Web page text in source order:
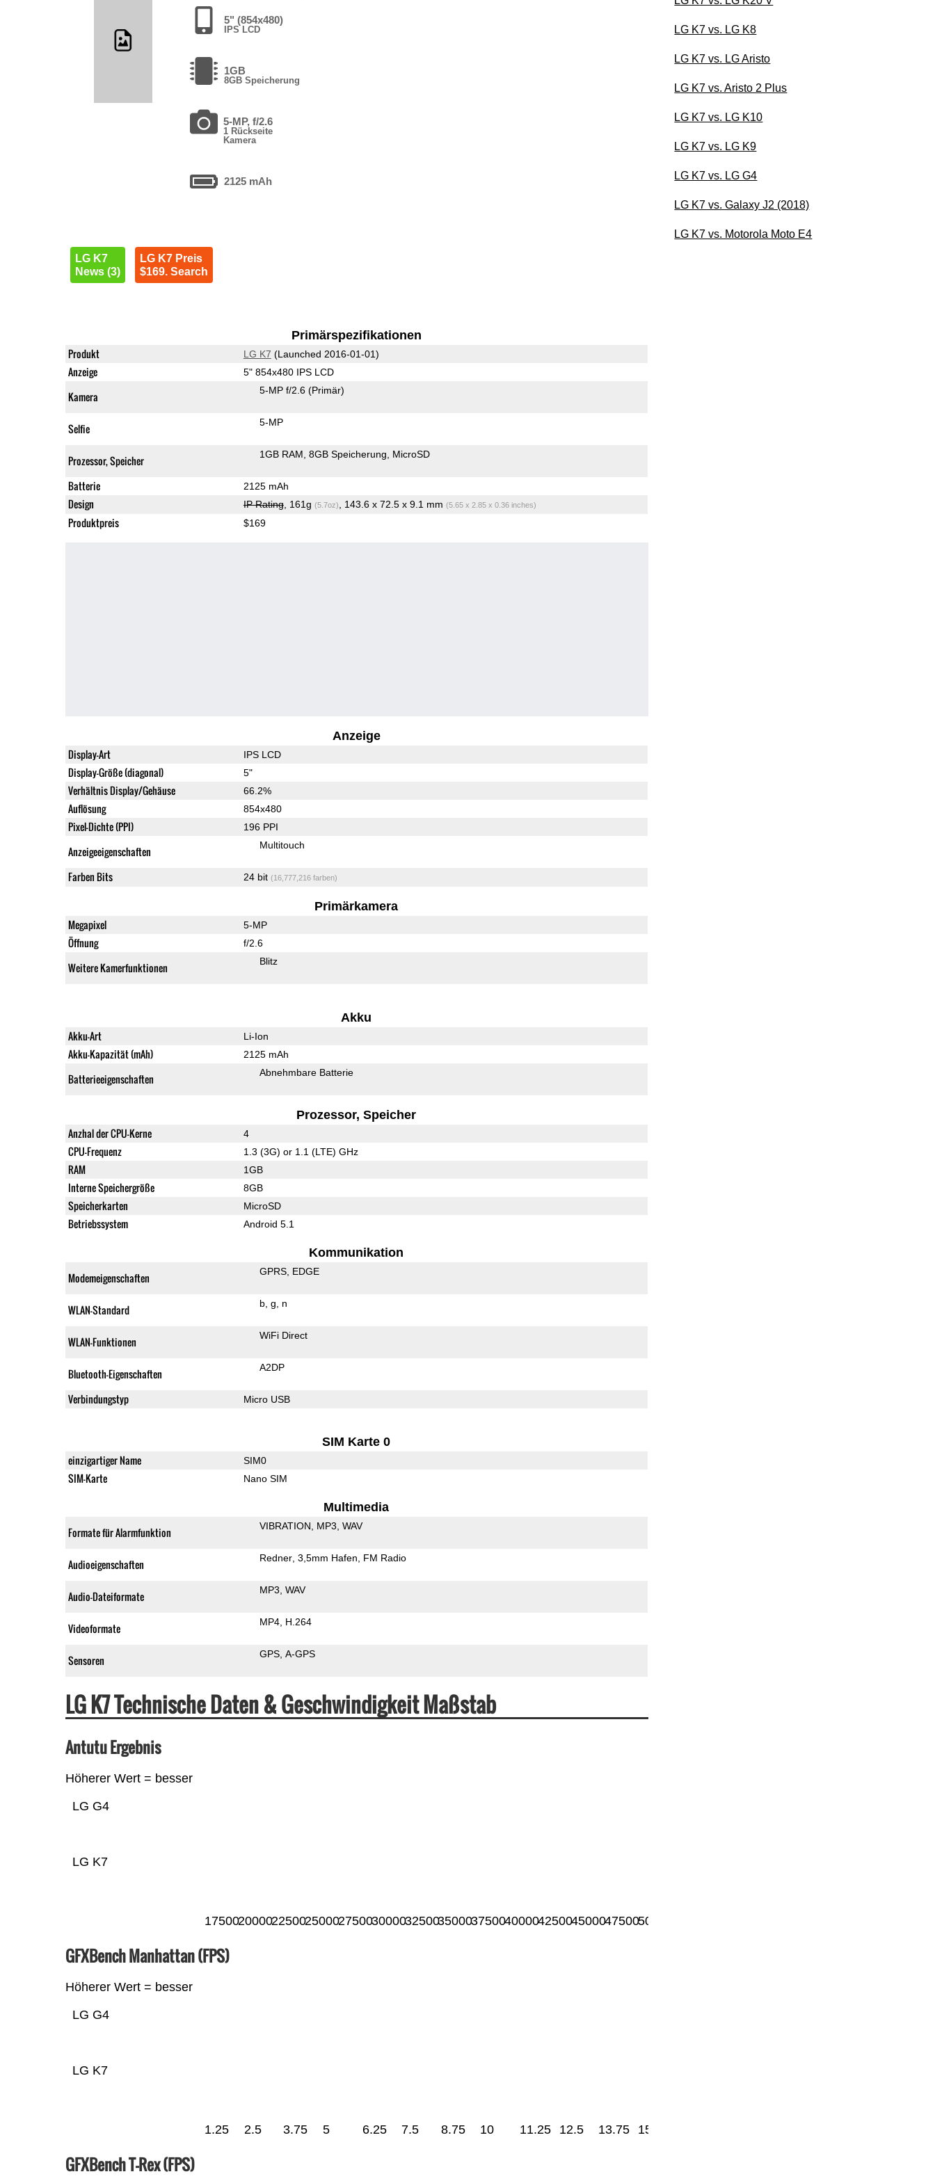
5" (854x480)
IPS LCD
1GB
8GB Speicherung
5-MP, f/2.6
1 Rückseite
Kamera
2125 mAh
LG K7
News (3)
LG K7 Preis
$169. Search
Primärspezifikationen
Produkt LG K7 (Launched 2016-01-01)
Anzeige 5" 854x480 IPS LCD
Kamera 5-MP f/2.6 (Primär)
Selfie 5-MP
Prozessor, Speicher 1GB RAM 8GB Speicherung MicroSD
Batterie 2125 mAh
Design IP Rating, 161g (5.7oz) , 143.6 x 72.5 x 9.1 mm (5.65 x 2.85 x 0.36 inches)
Produktpreis $169
Anzeige
Display-Art IPS LCD
Display-Größe (diagonal) 5"
Verhältnis Display/Gehäuse 66.2%
Auflösung 854x480
Pixel-Dichte (PPI) 196 PPI
Anzeigeeigenschaften Multitouch
Farben Bits 24 bit (16,777,216 farben)
Primärkamera
Megapixel 5-MP
Öffnung f/2.6
Weitere Kamerfunktionen Blitz
Akku
Akku-Art Li-Ion
Akku-Kapazität (mAh) 2125 mAh
Batterieeigenschaften Abnehmbare Batterie
Prozessor, Speicher
Anzhal der CPU-Kerne 4
CPU-Frequenz 1.3 (3G) or 1.1 (LTE) GHz
RAM 1GB
Interne Speichergröße 8GB
Speicherkarten MicroSD
Betriebssystem Android 5.1
Kommunikation
Modemeigenschaften GPRS EDGE
WLAN-Standard b g n
WLAN-Funktionen WiFi Direct
Bluetooth-Eigenschaften A2DP
Verbindungstyp Micro USB
SIM Karte 0
einzigartiger Name SIM0
SIM-Karte Nano SIM
Multimedia
Formate für Alarmfunktion VIBRATION MP3 WAV
Audioeigenschaften Redner 3,5mm Hafen FM Radio
Audio-Dateiformate MP3 WAV
Videoformate MP4 H.264
Sensoren GPS A-GPS
LG K7 Technische Daten & Geschwindigkeit Maßstab
Antutu Ergebnis
Höherer Wert = besser
LG K7
LG G4
1750020000225002500027500300003250035000375004000042500450004750050000
GFXBench Manhattan (FPS)
Höherer Wert = besser
LG K7
LG G4
1.25 2.5 3.75 5 6.25 7.5 8.75 10 11.25 12.5 13.75 15
GFXBench T-Rex (FPS)
LG K7 vs. LG K8
LG K7 vs. LG Aristo
LG K7 vs. Aristo 2 Plus
LG K7 vs. LG K10
LG K7 vs. LG K9
LG K7 vs. LG G4
LG K7 vs. Galaxy J2 (2018)
LG K7 vs. Motorola Moto E4